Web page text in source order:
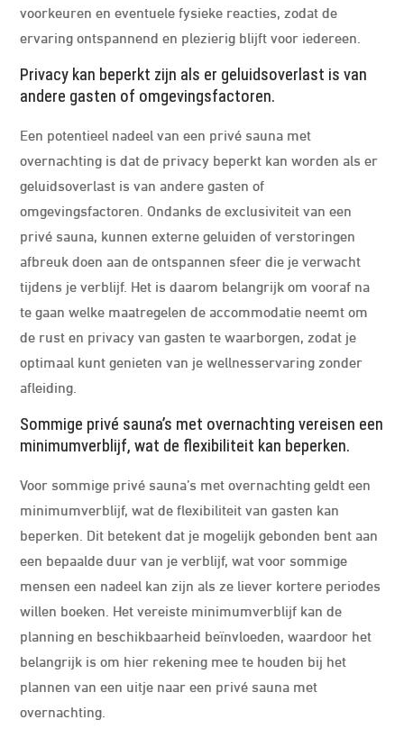
voorkeuren en eventuele fysieke reacties, zodat de
ervaring ontspannend en plezierig blijft voor iedereen.
Privacy kan beperkt zijn als er geluidsoverlast is van
andere gasten of omgevingsfactoren.
Een potentieel nadeel van een privé sauna met
overnachting is dat de privacy beperkt kan worden als er
geluidsoverlast is van andere gasten of
omgevingsfactoren. Ondanks de exclusiviteit van een
privé sauna, kunnen externe geluiden of verstoringen
afbreuk doen aan de ontspannen sfeer die je verwacht
tijdens je verblijf. Het is daarom belangrijk om vooraf na
te gaan welke maatregelen de accommodatie neemt om
de rust en privacy van gasten te waarborgen, zodat je
optimaal kunt genieten van je wellnesservaring zonder
afleiding.
Sommige privé sauna’s met overnachting vereisen een
minimumverblijf, wat de flexibiliteit kan beperken.
Voor sommige privé sauna’s met overnachting geldt een
minimumverblijf, wat de flexibiliteit van gasten kan
beperken. Dit betekent dat je mogelijk gebonden bent aan
een bepaalde duur van je verblijf, wat voor sommige
mensen een nadeel kan zijn als ze liever kortere periodes
willen boeken. Het vereiste minimumverblijf kan de
planning en beschikbaarheid beïnvloeden, waardoor het
belangrijk is om hier rekening mee te houden bij het
plannen van een uitje naar een privé sauna met
overnachting.